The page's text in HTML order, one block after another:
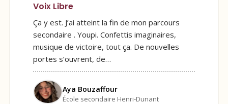
Voix Libre
Ça y est. J’ai atteint la fin de mon parcours
secondaire . Youpi. Confettis imaginaires,
musique de victoire, tout ça. De nouvelles
portes s’ouvrent, de…
Aya Bouzaffour
École secondaire Henri-Dunant